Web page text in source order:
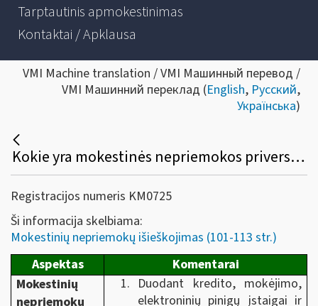
Tarptautinis apmokestinimas
Kontaktai / Apklausa
VMI Machine translation / VMI Машинный перевод /
VMI Машинний переклад (English, Русский,
Українська)
Kokie yra mokestinės nepriemokos priverstinio išieškojimo būdai, jų sustabdymas, senatis?
Registracijos numeris KM0725
Ši informacija skelbiama:
Mokestinių nepriemokų išieškojimas (101-113 str.)
Aspektas
Komentarai
Mokestinių
nepriemokų
Duodant kredito, mokėjimo,
elektroninių pinigų įstaigai ir